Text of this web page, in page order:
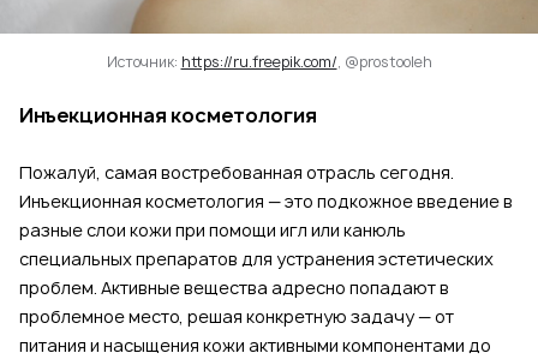
Источник: https://ru.freepik.com/, @prostooleh
Инъекционная косметология
Пожалуй, самая востребованная отрасль сегодня.
Инъекционная косметология — это подкожное введение в
разные слои кожи при помощи игл или канюль
специальных препаратов для устранения эстетических
проблем. Активные вещества адресно попадают в
проблемное место, решая конкретную задачу — от
питания и насыщения кожи активными компонентами до